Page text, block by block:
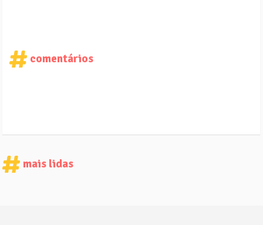
comentários
mais lidas